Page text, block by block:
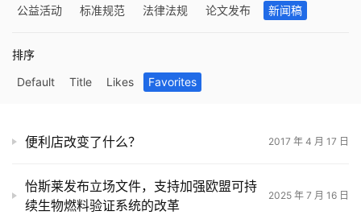
公益活动
标准规范 法律法规 论文发布 新闻稿
排序
Default
Title Likes Favorites
便利店改变了什么？ 2017 年 4 月 17 日
怡斯莱发布立场文件，支持加强欧盟可持
续生物燃料验证系统的改革
2025 年 7 月 16 日